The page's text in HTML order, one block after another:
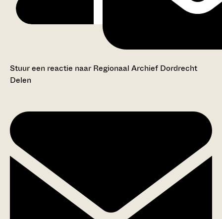
Stuur een reactie naar Regionaal Archief Dordrecht
Delen